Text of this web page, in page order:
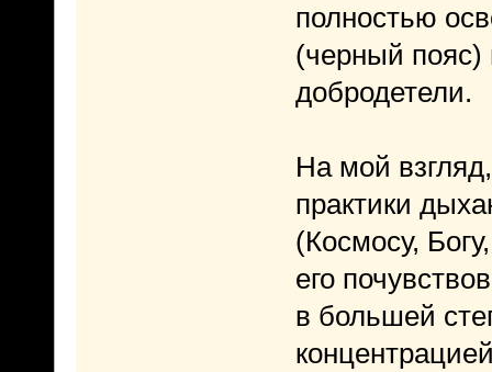
полностью
(черный пояс)
добродетели.
На мой
практики
(Космосу,
его
в большей